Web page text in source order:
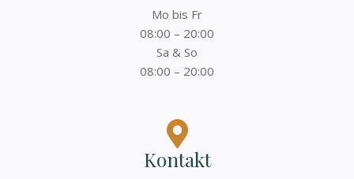
Mo bis Fr
08:00 – 20:00
Sa & So
08:00 – 20:00
Kontakt